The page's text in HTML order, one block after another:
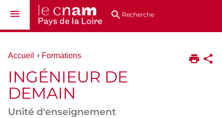
au
directsRecherche
Vous
ici :
Accueil Formations
INGÉNIEUR DE
DEMAIN
Unité d'enseignement